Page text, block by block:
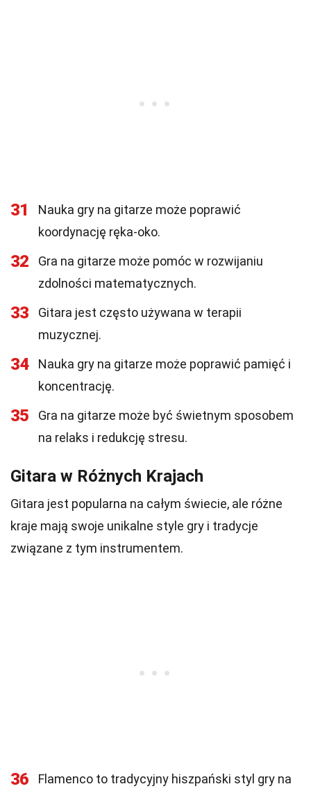
31
Nauka gry na gitarze może poprawić
koordynację ręka-oko.
32
Gra na gitarze może pomóc w rozwijaniu
zdolności matematycznych.
33
Gitara jest często używana w terapii
muzycznej.
34
Nauka gry na gitarze może poprawić pamięć i
koncentrację.
35
Gra na gitarze może być świetnym sposobem
na relaks i redukcję stresu.
Gitara w Różnych Krajach
Gitara jest popularna na całym świecie, ale różne
kraje mają swoje unikalne style gry i tradycje
związane z tym instrumentem.
36
Flamenco to tradycyjny hiszpański styl gry na